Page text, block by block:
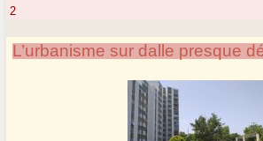
2
L’urbanisme sur dalle presque